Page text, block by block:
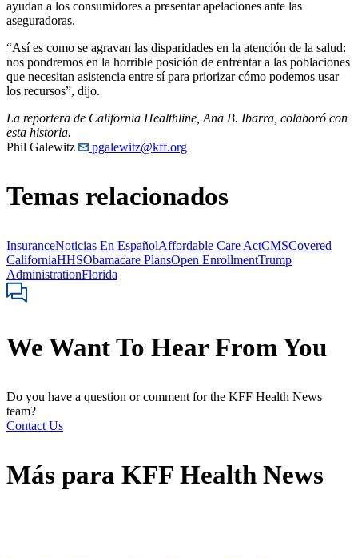
ayudan a los consumidores a presentar apelaciones ante las
aseguradoras.
“Así es como se agravan las disparidades en la atención de la salud:
nos pondremos en la horrible posición de enfrentar a las poblaciones
que necesitan asistencia entre sí para priorizar cómo podemos usar
los recursos”, dijo.
La reportera de California Healthline, Ana B. Ibarra, colaboró con
esta historia.
Phil Galewitz
pgalewitz@kff.org
Temas relacionados
InsuranceNoticias En EspañolAffordable Care ActCMSCovered
CaliforniaHHSObamacare PlansOpen EnrollmentTrump
AdministrationFlorida
We Want To Hear From You
Do you have a question or comment for the KFF Health News
team?
Contact Us
Más para KFF Health News